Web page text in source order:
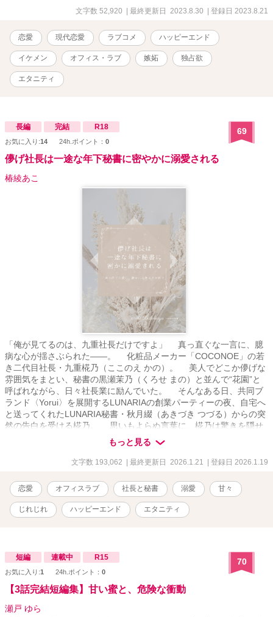
文字数 52,920 | 最終更新日 2023.8.30 | 登録日 2023.8.21
恋愛 現代恋愛 ラブコメ ハッピーエンド
イケメン オフィス・ラブ 嫉妬 独占欲
エタニティ
長編 完結 R18
お気に入り:14 24h.ポイント： 0
69
儚げ社長は一途な年下秘書に密やかに溺愛される
椿綾あこ
「俺が見てるのは、九重社長だけですよ」 真っ直ぐな一言に、臆
病な心が揺さぶられた――。 化粧品メーカー「COCONOE」の若
き二代目社長・九重椛乃（ここのえ かの）。 美人でどこか儚げな
雰囲気をまとい、秘書の黒瀬茉乃（くろせ まの）と並んで“花園”と
呼ばれながら、日々社長業に励んでいた。 そんなある日、共同ブ
ランド〈Yorui〉を展開するLUNARIAの創業パーティーの夜、自宅へ
と送ってくれたLUNARIA秘書・秋月綴（あきづき つづる）からの突
然の告白を受ける椛乃。 思いもよらぬ言葉に、椛乃は驚きを隠せ
なかった。 けれどその瞬間から、彼の真っ直ぐなアプローチが始
まった。 綴はかつてはLUNARIAのイメージモデルとして注目を集
めた、容姿端麗な青年。 いまは優秀な秘書として、その誠実さと
な想いを受け止めきれずに戸惑い続ける。 けれど、彼が仕事の中
で見せる眼差しやふとした優しさ、そして新しい一面に触れるたび
に、心は少しずつ惹かれていく。 名門を背負う若き社長と、一途
に想いを寄せ続ける秘書。 ――揺れる心は、やがて甘い恋へと変
椛乃（ここのえ かの）／29歳 COCONOE化粧品・二代目社長。おっ
とり穏やかで芯が強い、茉乃の憧れの美人社長。 ■秋月 綴（あきづ
き つづる）／24歳 椛乃の取引先であるLUNARIA社長秘書。元モデ
ルで社内外にファンが多い人気者。 穏やかな笑顔で惟真を支える優
社長秘書。お洒落と美容が大好きで自分磨きに余念がない。 トラウ
もっと見る
文字数 193,062 | 最終更新日 2026.1.21 | 登録日 2026.1.19
恋愛 オフィスラブ 社長と秘書 溺愛 甘々
じれじれ ハッピーエンド エタニティ
短編 連載中 R15
お気に入り:1 24h.ポイント： 0
70
【3話完結短編集】甘い蜜と、危険な衝動
瀬戸 ゆら